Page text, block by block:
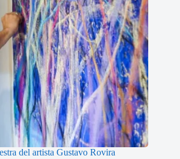
del artista Gustavo Rovira